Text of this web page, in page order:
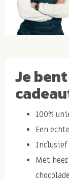
Je
100%
Een
Inclusief
Met